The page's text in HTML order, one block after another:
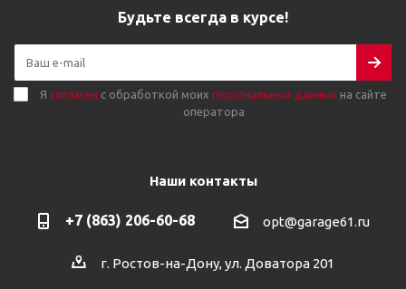
Будьте всегда в курсе!
Я согласен с обработкой моих персональных данных на сайте
оператора
Наши контакты
+7 (863) 206-60-68 opt@garage61.ru
г. Ростов-на-Дону, ул. Доватора 201